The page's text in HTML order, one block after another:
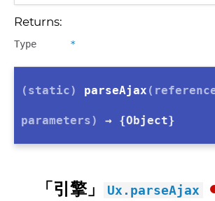
Returns:
Type *
(static) parseAjax
parameters) → {Object}
「引擎」 Ux.parseAjax